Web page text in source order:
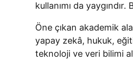
kullanımı da
Öne çıkan akademik
yapay zekâ, hukuk,
teknoloji ve veri bilimi